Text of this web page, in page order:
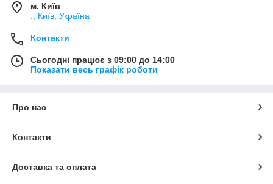
м. Київ
., Київ, Україна
Контакти
Сьогодні працює з 09:00 до 14:00
Показати весь графік роботи
Про нас
Контакти
Доставка та оплата